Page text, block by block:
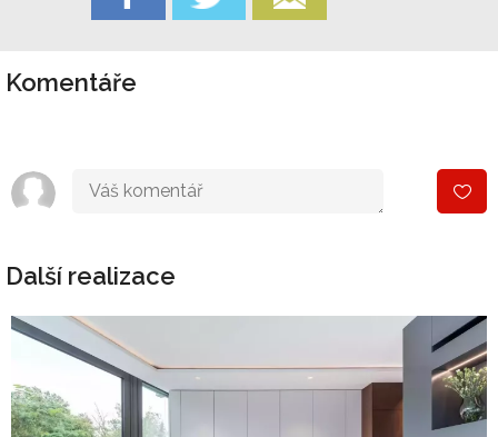
Komentáře
Další realizace